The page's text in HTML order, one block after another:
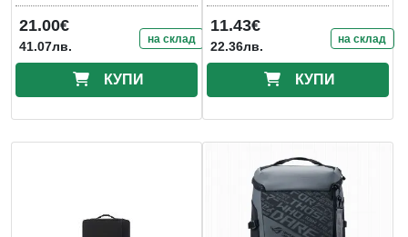
21.00€
41.07лв. на склад
КУПИ
cm (14.1" - 15.6" )
11.43€
22.36лв. на склад
КУПИ